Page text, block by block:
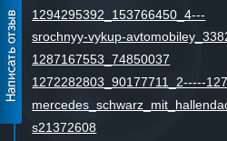
1294295392_153766450_4---
srochnyy-vykup-
1287167553_74850037
1272282803_90177711_2-----
s21372608